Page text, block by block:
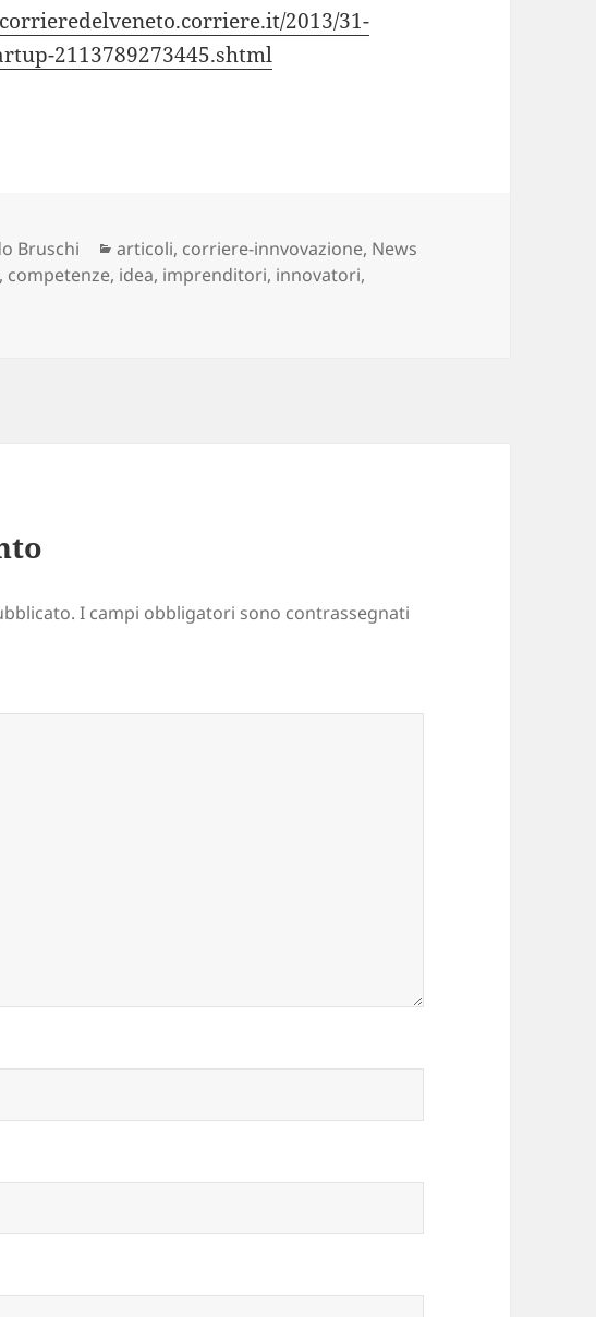
2013/31-
2113789273445.shtml
Bruschi Categorie
articoli, corriere-innvovazione, News
, competenze, idea, imprenditori, innovatori,
I campi obbligatori sono contrassegnati